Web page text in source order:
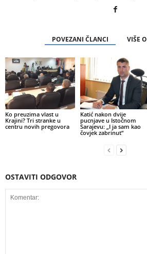
POVEZANI ČLANCI VIŠE
Ko preuzima vlast u
Krajini? Tri stranke u
centru novih pregovora
Katić nakon dvije
pucnjave u Istočnom
Sarajevu: „I ja sam kao
čovjek zabrinut“
OSTAVITI ODGOVOR